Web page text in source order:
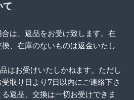
て
は、返品をお受け致します。在
、在庫のないものは返金いたし
はお受けいたしかねます。ただし
取り日より7日以内にご連絡下さ
返品、交換は一切お受けできま